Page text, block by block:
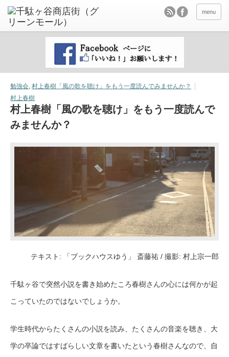
menu
勉強会, 村上春樹「風の歌を聴け」をもう一度読んでみませんか？
村上春樹
村上春樹「風の歌を聴け」をもう一度読んで
みませんか？
テキスト: 「ブックハウスゆう」 斎藤祐 / 撮影: 村上宗一郎
千駄ヶ谷で突然小説を書き始めたころ春樹さんの心には何かが起
こっていたのではないでしょうか。
学生時代からたくさんの小説を読み、たくさんの音楽を聴き、大
学の卒論ではすばらしい文章を書いたという春樹さんなので、自